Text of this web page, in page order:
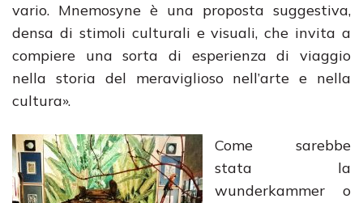
vario. Mnemosyne è una proposta suggestiva,
densa di stimoli culturali e visuali, che invita a
compiere una sorta di esperienza di viaggio
nella storia del meraviglioso nell’arte e nella
cultura».
Come sarebbe
stata la
wunderkammer o